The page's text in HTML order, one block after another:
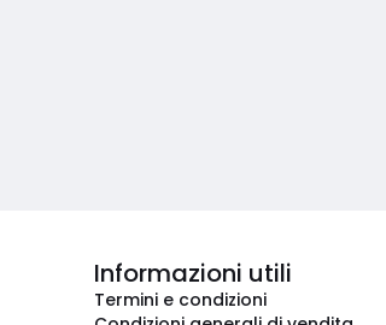
Informazioni utili
Termini e condizioni